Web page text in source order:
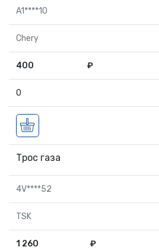
A1****10
Chery
400 ₽
0
Трос газа
4V****52
TSK
1 260 ₽